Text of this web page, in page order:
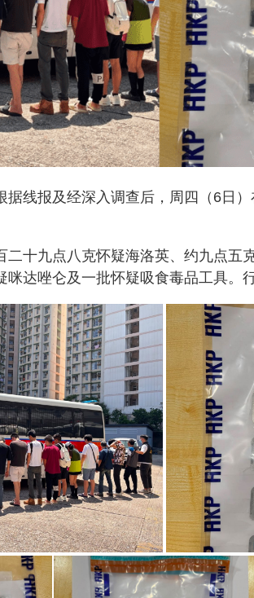
据线报及经深入调查后，周四（6日
二十九点八克怀疑海洛英、约九点五
达唑仑及一批怀疑吸食毒品工具。